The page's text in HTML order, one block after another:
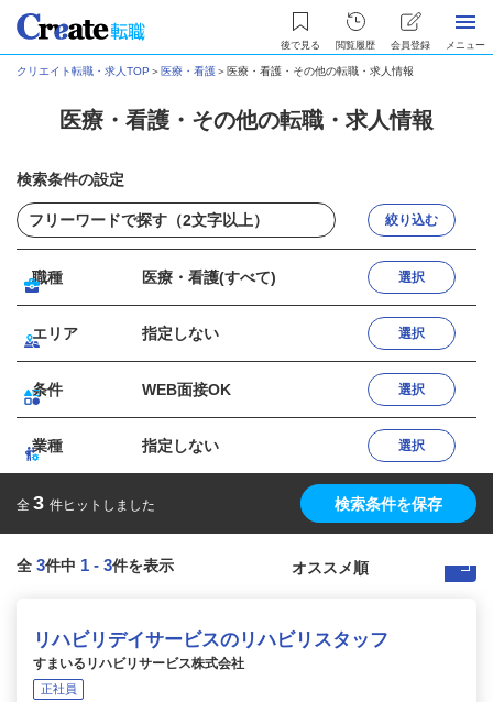
後で見る 閲覧履歴 会員登録 メニュー
クリエイト転職・求人TOP ＞ 医療・看護＞ 医療・看護・その他の転職・求人情報
医療・看護・その他の転職・求人情報
検索条件の設定
絞り込む
職種 医療・看護(すべて) 選択
エリア 指定しない 選択
条件 WEB面接OK 選択
業種 指定しない 選択
全 3 件ヒットしました 検索条件を保存
全 3件中 1 - 3件を表示
リハビリデイサービスのリハビリスタッフ
すまいるリハビリサービス株式会社
正社員